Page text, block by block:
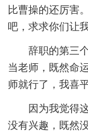
比曹操的还厉害
吧，求求你们让
辞职的第三
当老师，既然命
师就行了，我喜
因为我觉得
没有兴趣，既然